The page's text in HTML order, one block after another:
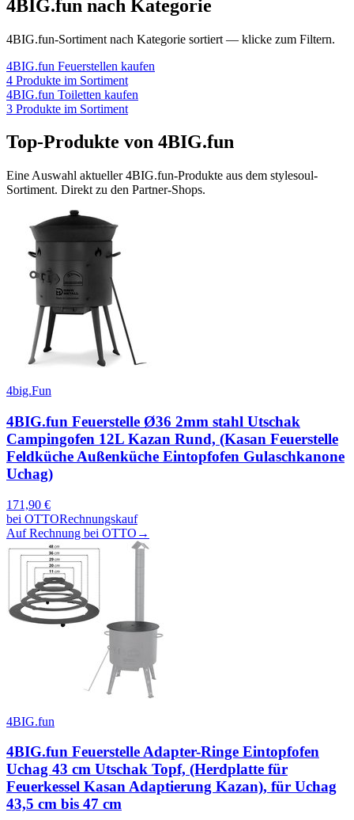
4BIG.fun nach Kategorie
4BIG.fun-Sortiment nach Kategorie sortiert — klicke zum Filtern.
4BIG.fun Feuerstellen kaufen
4 Produkte im Sortiment
4BIG.fun Toiletten kaufen
3 Produkte im Sortiment
Top-Produkte von 4BIG.fun
Eine Auswahl aktueller4BIG.fun-Produkte aus dem stylesoul-
Sortiment. Direkt zu den Partner-Shops.
4big.Fun
4BIG.fun Feuerstelle Ø36 2mm stahl Utschak
Campingofen 12L Kazan Rund, (Kasan Feuerstelle
Feldküche Außenküche Eintopfofen Gulaschkanone
Uchag)
171,90 €
bei OTTORechnungskauf
Auf Rechnung bei OTTO →
4BIG.fun
4BIG.fun Feuerstelle Adapter-Ringe Eintopfofen
Uchag 43 cm Utschak Topf, (Herdplatte für
Feuerkessel Kasan Adaptierung Kazan), für Uchag
43,5 cm bis 47 cm